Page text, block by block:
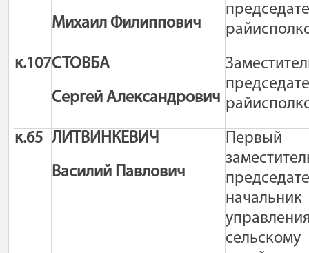
Михаил Филиппович
к.107СТОВБА
Сергей Александрович
к.65 ЛИТВИНКЕВИЧ
Василий Павлович
Первый
начальник
сельскому